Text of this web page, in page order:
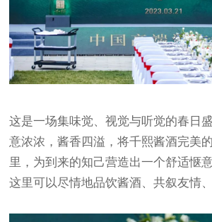
这是一场集味觉、视觉与听觉的春日
意浓浓，酱香四溢，将千熙酱酒完美
里，为到来的知己营造出一个舒适惬
这里可以尽情地品饮酱酒、共叙友情、